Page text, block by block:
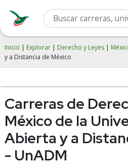
Inicio | Explorar | Derecho y Leyes |
y a Distancia de México
Carreras de
México de la
Abierta y a
- UnADM